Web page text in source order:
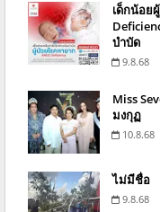
เด็กน้อย
บำบัด
9.8.68
Miss
มงกุฏ
10.8.68
ไม่มีชื่อ
9.8.68